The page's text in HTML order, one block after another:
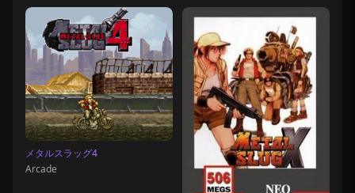
メタルスラッグ4
Arcade